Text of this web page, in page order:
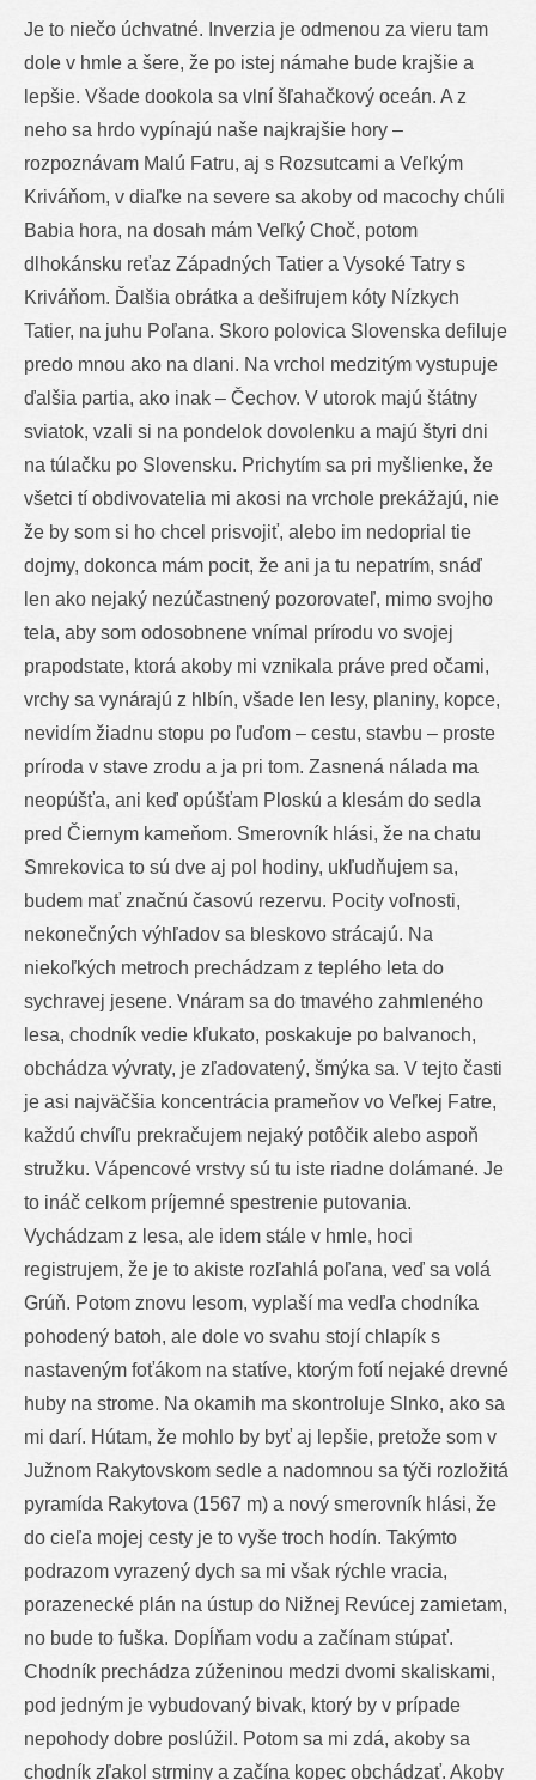
Je to niečo úchvatné. Inverzia je odmenou za vieru tam
dole v hmle a šere, že po istej námahe bude krajšie a
lepšie. Všade dookola sa vlní šľahačkový oceán. A z
neho sa hrdo vypínajú naše najkrajšie hory –
rozpoznávam Malú Fatru, aj s Rozsutcami a Veľkým
Kriváňom, v diaľke na severe sa akoby od macochy chúli
Babia hora, na dosah mám Veľký Choč, potom
dlhokánsku reťaz Západných Tatier a Vysoké Tatry s
Kriváňom. Ďalšia obrátka a dešifrujem kóty Nízkych
Tatier, na juhu Poľana. Skoro polovica Slovenska defiluje
predo mnou ako na dlani. Na vrchol medzitým vystupuje
ďalšia partia, ako inak – Čechov. V utorok majú štátny
sviatok, vzali si na pondelok dovolenku a majú štyri dni
na túlačku po Slovensku. Prichytím sa pri myšlienke, že
všetci tí obdivovatelia mi akosi na vrchole prekážajú, nie
že by som si ho chcel prisvojiť, alebo im nedoprial tie
dojmy, dokonca mám pocit, že ani ja tu nepatrím, snáď
len ako nejaký nezúčastnený pozorovateľ, mimo svojho
tela, aby som odosobnene vnímal prírodu vo svojej
prapodstate, ktorá akoby mi vznikala práve pred očami,
vrchy sa vynárajú z hlbín, všade len lesy, planiny, kopce,
nevidím žiadnu stopu po ľuďom – cestu, stavbu – proste
príroda v stave zrodu a ja pri tom. Zasnená nálada ma
neopúšťa, ani keď opúšťam Ploskú a klesám do sedla
pred Čiernym kameňom. Smerovník hlási, že na chatu
Smrekovica to sú dve aj pol hodiny, ukľudňujem sa,
budem mať značnú časovú rezervu. Pocity voľnosti,
nekonečných výhľadov sa bleskovo strácajú. Na
niekoľkých metroch prechádzam z teplého leta do
sychravej jesene. Vnáram sa do tmavého zahmleného
lesa, chodník vedie kľukato, poskakuje po balvanoch,
obchádza vývraty, je zľadovatený, šmýka sa. V tejto časti
je asi najväčšia koncentrácia prameňov vo Veľkej Fatre,
každú chvíľu prekračujem nejaký potôčik alebo aspoň
stružku. Vápencové vrstvy sú tu iste riadne dolámané. Je
to ináč celkom príjemné spestrenie putovania.
Vychádzam z lesa, ale idem stále v hmle, hoci
registrujem, že je to akiste rozľahlá poľana, veď sa volá
Grúň. Potom znovu lesom, vyplaší ma vedľa chodníka
pohodený batoh, ale dole vo svahu stojí chlapík s
nastaveným foťákom na statíve, ktorým fotí nejaké drevné
huby na strome. Na okamih ma skontroluje Slnko, ako sa
mi darí. Hútam, že mohlo by byť aj lepšie, pretože som v
Južnom Rakytovskom sedle a nadomnou sa týči rozložitá
pyramída Rakytova (1567 m) a nový smerovník hlási, že
do cieľa mojej cesty je to vyše troch hodín. Takýmto
podrazom vyrazený dych sa mi však rýchle vracia,
porazenecké plán na ústup do Nižnej Revúcej zamietam,
no bude to fuška. Dopĺňam vodu a začínam stúpať.
Chodník prechádza zúženinou medzi dvomi skaliskami,
pod jedným je vybudovaný bivak, ktorý by v prípade
nepohody dobre poslúžil. Potom sa mi zdá, akoby sa
chodník zľakol strminy a začína kopec obchádzať. Akoby